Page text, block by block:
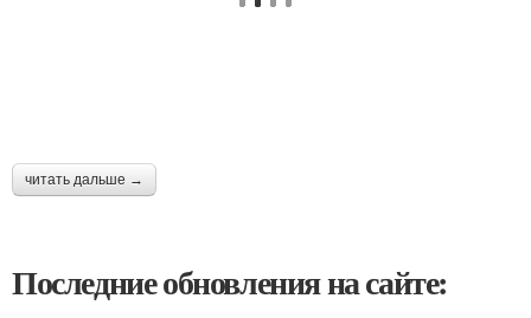
читать дальше →
Последние обновления на сайте: